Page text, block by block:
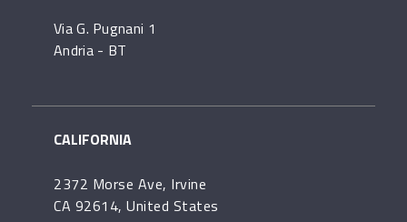
Via G. Pugnani 1
Andria - BT
CALIFORNIA
2372 Morse Ave, Irvine
CA 92614, United States